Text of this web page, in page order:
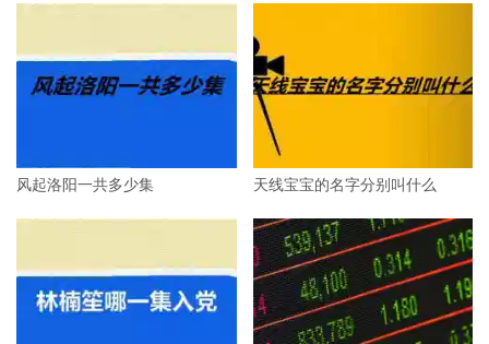
风起洛阳一共多少集 天线宝宝的名字分别叫什么